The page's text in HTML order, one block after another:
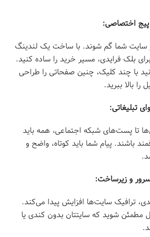
اختصاصی:
در سایت شما گم شوند. با ساخت یک لندینگ
بلک فرایدی، مسیر خرید را ساده کنید.
با چند کلیک، چنین صفحاتی را طراحی
را بالا ببرید.
تبلیغاتی:
تا پست‌های شبکه اجتماعی، همه باید
باشند. پیام شما باید کوتاه، واضح و
و زیرساخت:
ترافیک سایت‌ها افزایش پیدا می‌کند.
مطمئن شوید که سایتتان بدون کندی یا